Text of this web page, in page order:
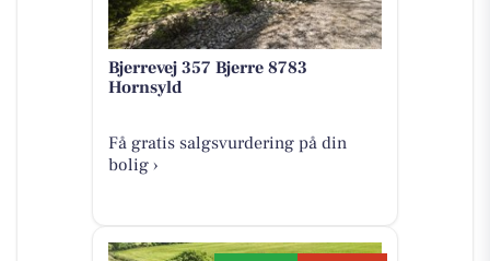
Bjerrevej 357 Bjerre 8783
Hornsyld
Få gratis salgsvurdering på din
bolig ›